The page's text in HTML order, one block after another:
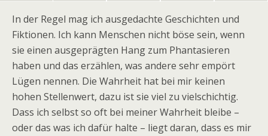
In der Regel mag ich ausgedachte Geschichten und
Fiktionen. Ich kann Menschen nicht böse sein, wenn
sie einen ausgeprägten Hang zum Phantasieren
haben und das erzählen, was andere sehr empört
Lügen nennen. Die Wahrheit hat bei mir keinen
hohen Stellenwert, dazu ist sie viel zu vielschichtig.
Dass ich selbst so oft bei meiner Wahrheit bleibe –
oder das was ich dafür halte – liegt daran, dass es mir